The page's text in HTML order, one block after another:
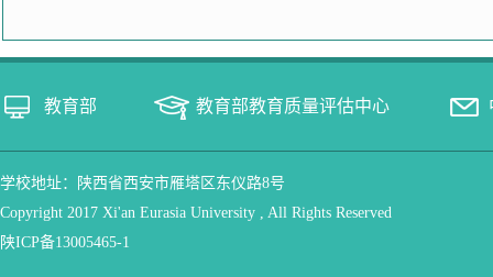
教育部 教育部教育质量评估中心
学校地址：陕西省西安市雁塔区东仪路8号
Copyright 2017 Xi'an Eurasia University , All Rights Reserved
陕ICP备13005465-1